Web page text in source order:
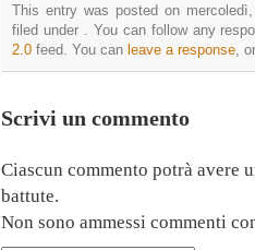
This entry was posted on
filed under . You can follow any
2.0 feed. You can leave a response ,
Scrivi un commento
Ciascun commento potrà avere
battute.
Non sono ammessi commenti